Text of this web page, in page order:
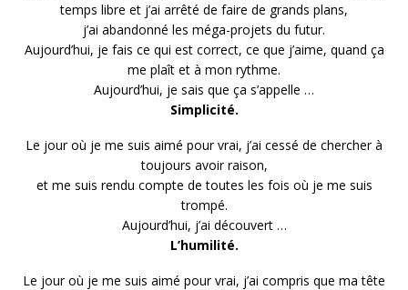
temps libre et j’ai arrêté de faire de grands plans,
j’ai abandonné les méga-projets du futur.
Aujourd’hui, je fais ce qui est correct, ce que j’aime, quand ça
me plaît et à mon rythme.
Aujourd’hui, je sais que ça s’appelle …
Simplicité.
Le jour où je me suis aimé pour vrai, j’ai cessé de chercher à
toujours avoir raison,
et me suis rendu compte de toutes les fois où je me suis
trompé.
Aujourd’hui, j’ai découvert …
L’humilité.
Le jour où je me suis aimé pour vrai, j’ai compris que ma tête